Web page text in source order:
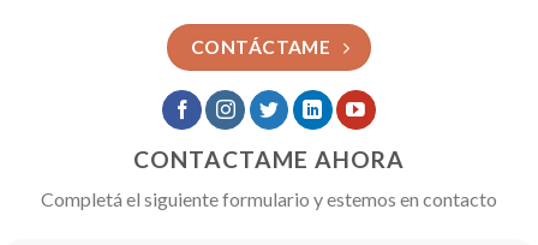
CONTÁCTAME
CONTACTAME AHORA
Completá el siguiente formulario y estemos en contacto